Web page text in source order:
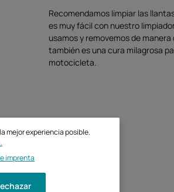
Recomendamos limpiar las
es muy fácil con nuestro
usamos y removemos de
también es una cura milagrosa
motocicleta.
mejor experiencia posible.
imprenta